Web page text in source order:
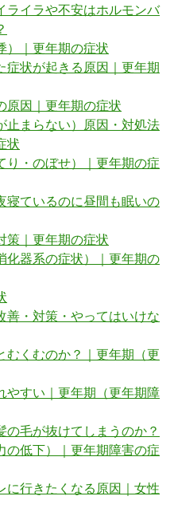
ライラや不安はホルモンバ
）｜更年期の症状
症状が起きる原因｜更年期
原因｜更年期の症状
止まらない）原因・対処法
状
り・のぼせ）｜更年期の症
寝ているのに昼間も眠いの
策｜更年期の症状
化器系の症状）｜更年期の
善・対策・やってはいけな
むくむのか？｜更年期（更
やすい｜更年期（更年期障
毛が抜けてしまうのか？
の低下）｜更年期障害の症
に行きたくなる原因｜女性